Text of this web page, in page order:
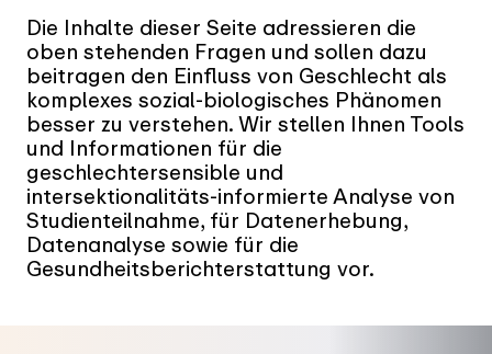
Die Inhalte dieser Seite adressieren die
oben stehenden Fragen und sollen dazu
beitragen den Einfluss von Geschlecht als
komplexes sozial-biologisches Phänomen
besser zu verstehen. Wir stellen Ihnen Tools
und Informationen für die
geschlechtersensible und
intersektionalitäts-informierte Analyse von
Studienteilnahme, für Datenerhebung,
Datenanalyse sowie für die
Gesundheitsberichterstattung vor.